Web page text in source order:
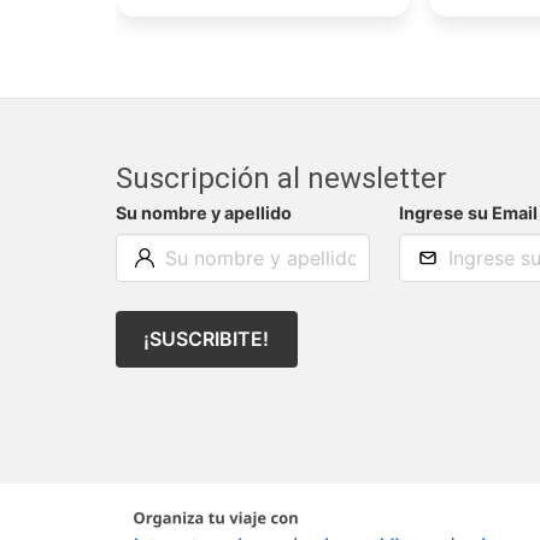
Suscripción al newsletter
Su nombre y apellido Ingrese su Email
¡SUSCRIBITE!